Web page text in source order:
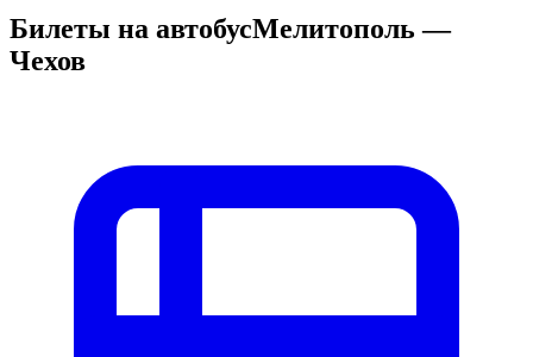
Билеты на автобусМелитополь —
Чехов